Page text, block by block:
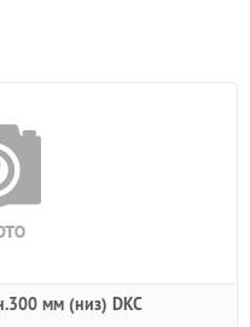
мм (низ) DKC